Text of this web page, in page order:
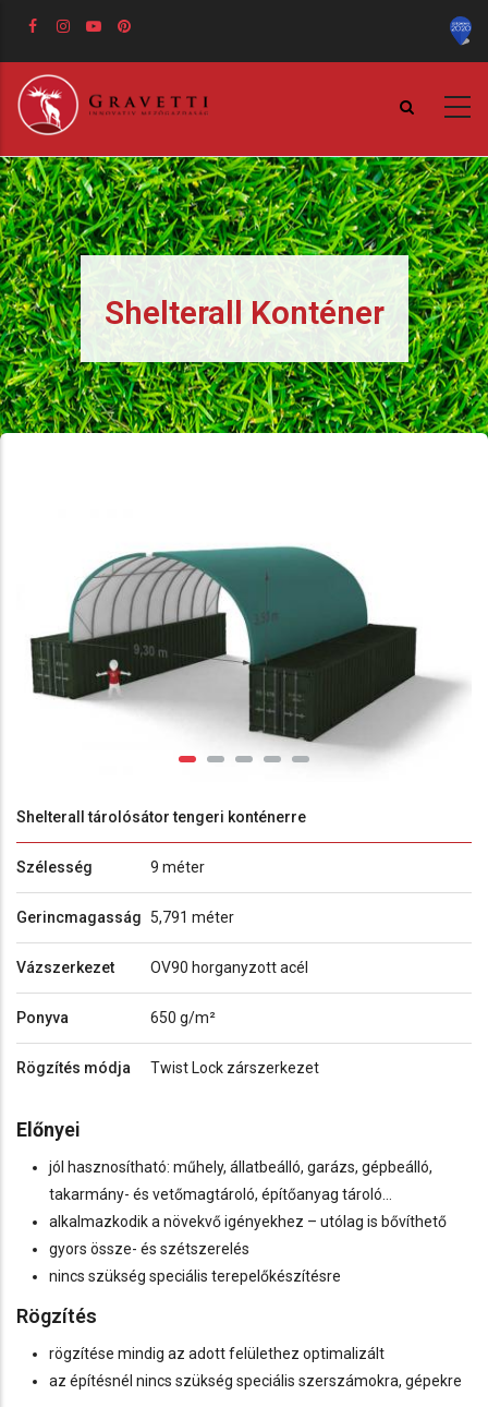
tartalomra
Shelterall Konténer
Shelterall tárolósátor tengeri konténerre
Szélesség 9 méter
Gerincmagasság 5,791 méter
Vázszerkezet OV90 horganyzott acél
Ponyva 650 g/m²
Rögzítés módja Twist Lock zárszerkezet
Előnyei
jól hasznosítható: műhely, állatbeálló, garázs, gépbeálló,
takarmány- és vetőmagtároló, építőanyag tároló…
alkalmazkodik a növekvő igényekhez – utólag is bővíthető
gyors össze- és szétszerelés
nincs szükség speciális terepelőkészítésre
Rögzítés
rögzítése mindig az adott felülethez optimalizált
az építésnél nincs szükség speciális szerszámokra, gépekre